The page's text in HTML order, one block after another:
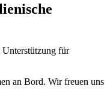
Unterstützung für
an Bord. Wir freuen uns